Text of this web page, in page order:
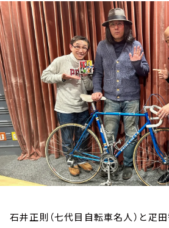
お知らせ
イベント・グッズ
YouTube
会社情報
石井正則（七代目自転車名人）と疋田